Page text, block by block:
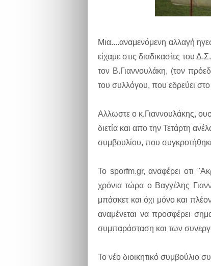
Μια....αναμενόμενη αλλαγή
είχαμε στις διαδικασίες του
τον Β.Γιαννουλάκη, (τον
του συλλόγου, που εδρεύει
Αλλωστε ο κ.Γιαννουλάκης,
διετία και απο την Τετάρτη
συμβουλίου, που
Το sporfm.gr, αναφέρει οτι
χρόνια τώρα ο Βαγγέλης
μπάσκετ και όχι μόνο και
αναμένεται να προσφέρει
συμπαράσταση και των
Το νέο διοικητικό συμβούλιο